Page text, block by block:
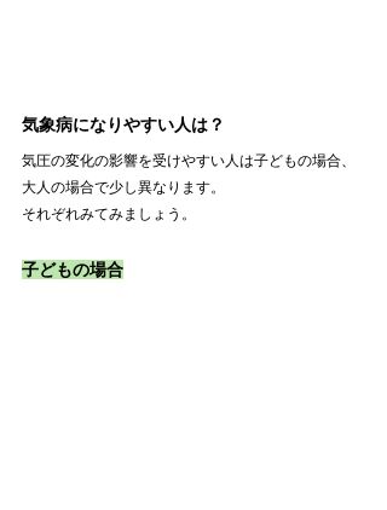
気象病になりやすい人は？
気圧の変化の影響を受けやすい人は子どもの場合、
大人の場合で少し異なります。
それぞれみてみましょう。
子どもの場合